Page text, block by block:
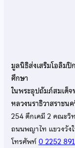
มูลนิธิส่งเสริมโอลิม
ศึกษา
ในพระอุปถัมภ์สมเด็
หลวงนราธิวาสราชน
254 ตึกเคมี 2 คณะวิ
ถนนพญาไท แขวงวัง
โทรศัพท์0 2252